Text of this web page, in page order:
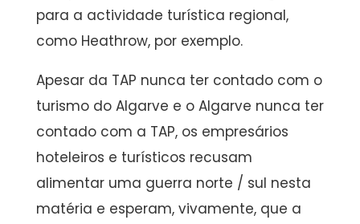
para a actividade turística regional,
como Heathrow, por exemplo.
Apesar da TAP nunca ter contado com o
turismo do Algarve e o Algarve nunca ter
contado com a TAP, os empresários
hoteleiros e turísticos recusam
alimentar uma guerra norte / sul nesta
matéria e esperam, vivamente, que a